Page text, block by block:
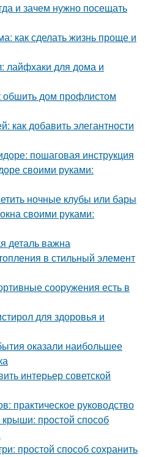
и зачем нужно посещать
как сделать жизнь проще и
лайфхаки для дома и
обшить дом профлистом
как добавить элегантности
пошаговая инструкция
своими руками:
ночные клубы или бары
своими руками:
деталь важна
в стильный элемент
сооружения есть в
для здоровья и
оказали наибольшее
интерьер советской
практическое руководство
простой способ
простой способ сохранить